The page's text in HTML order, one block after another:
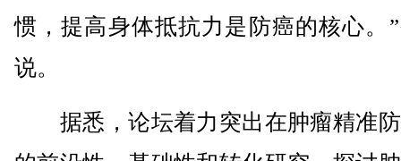
惯，提高身体抵抗力是防癌的核心。
说。
据悉，论坛着力突出在肿瘤精准